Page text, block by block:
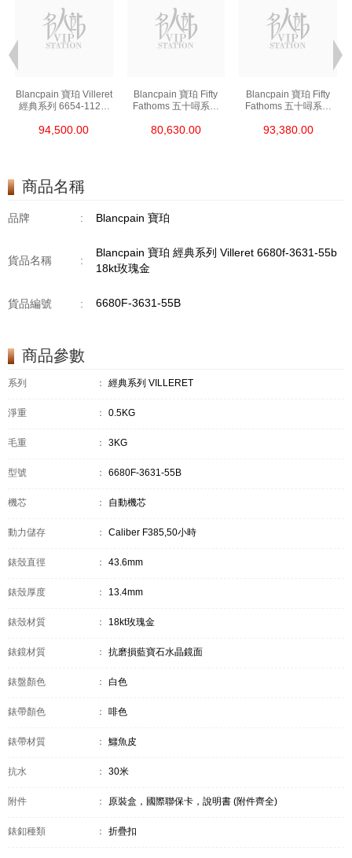
Blancpain 寶珀 Villeret
經典系列 6654-1127-
94,500.00
Blancpain 寶珀 Fifty
Fathoms 五十噚系列
80,630.00
Blancpain 寶珀 Fifty
Fathoms 五十噚系列
93,380.00
商品名稱
品牌 : Blancpain 寶珀
貨品名稱 :
Blancpain 寶珀 經典系列 Villeret 6680f-3631-55b
18kt玫瑰金
貨品編號 : 6680F-3631-55B
商品參數
系列 ： 經典系列 VILLERET
淨重 ： 0.5KG
毛重 ： 3KG
型號 ： 6680F-3631-55B
機芯 ： 自動機芯
動力儲存 ： Caliber F385,50小時
錶殼直徑 ： 43.6mm
錶殼厚度 ： 13.4mm
錶殼材質 ： 18kt玫瑰金
錶鏡材質 ： 抗磨損藍寶石水晶鏡面
錶盤顏色 ： 白色
錶帶顏色 ： 啡色
錶帶材質 ： 鱷魚皮
抗水 ： 30米
附件 ： 原裝盒，國際聯保卡，說明書 (附件齊全)
錶釦種類 ： 折疊扣